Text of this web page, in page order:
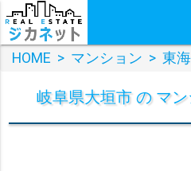
HOME > マンション > 東海
岐阜県大垣市 の マ